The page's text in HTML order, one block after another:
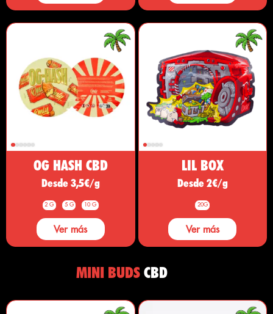
OG HASH CBD
Desde 3,5€/g
2 G 5 G 10 G
Ver más
LIL BOX
Desde 2€/g
20G
Ver más
MINI BUDS CBD